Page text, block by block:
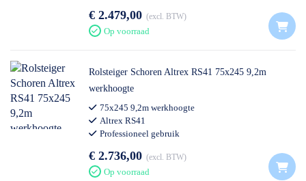
€ 2.479,00 excl. BTW
Op voorraad
Rolsteiger Schoren Altrex RS41 75x245 9,2m
werkhoogte
75x245 9,2m werkhoogte
Altrex RS41
Professioneel gebruik
€ 2.736,00 excl. BTW
Op voorraad